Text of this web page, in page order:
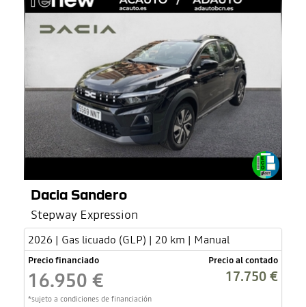
Dacia Sandero
Stepway Expression
2026 | Gas licuado (GLP) | 20 km | Manual
Precio financiado
16.950 €
*sujeto a condiciones de financiación
Precio al contado
17.750 €